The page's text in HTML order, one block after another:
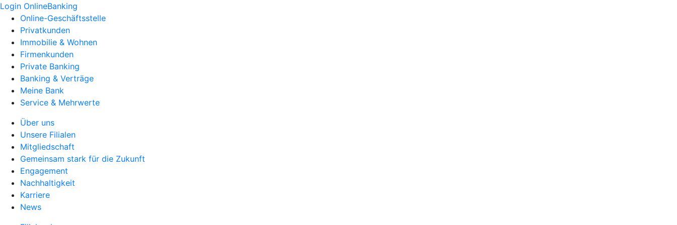
Login OnlineBanking
Online-Geschäftsstelle
Privatkunden
Immobilie & Wohnen
Firmenkunden
Private Banking
Banking & Verträge
Meine Bank
Service & Mehrwerte
Über uns
Unsere Filialen
Mitgliedschaft
Gemeinsam stark für die Zukunft
Engagement
Nachhaltigkeit
Karriere
News